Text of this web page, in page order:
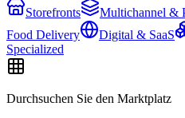
Storefronts
Multichannel &
Food Delivery
Digital & SaaS
Specialized
Durchsuchen Sie den Marktplatz